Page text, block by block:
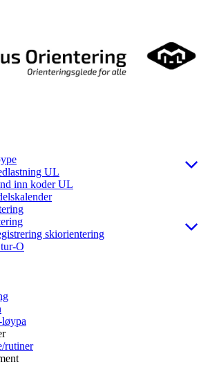
UL
inn koder UL
skiorientering
O
rutiner